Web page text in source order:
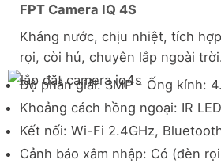
FPT Camera IQ 4S
Kháng nước, chịu nhiệt, tích
rọi, còi hú, chuyên lắp ngoài trời.
Độ phân giải: 3MP - Ống kính:
Khoảng cách hồng ngoại: IR
Kết nối: Wi-Fi 2.4GHz,
Cảnh báo xâm nhập: Có (đèn